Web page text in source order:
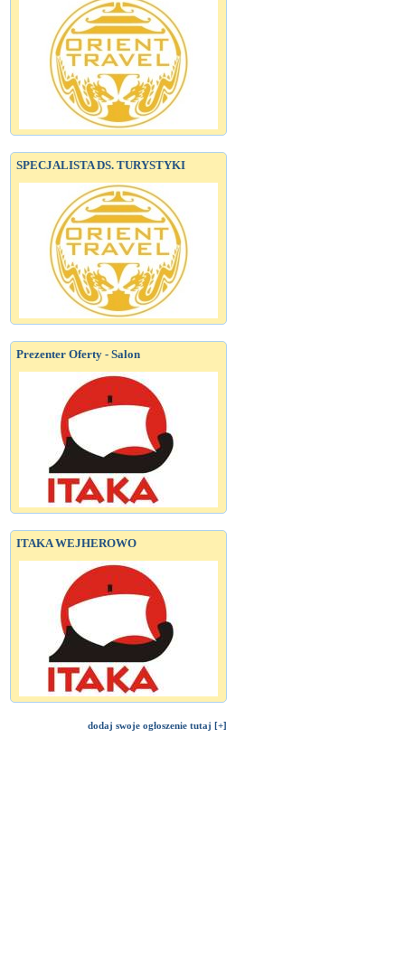
SPECJALISTA DS. TURYSTYKI
Prezenter Oferty - Salon
ITAKA WEJHEROWO
dodaj swoje ogłoszenie tutaj [+]